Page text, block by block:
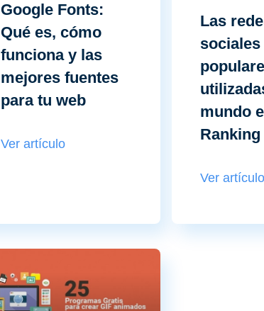
Google Fonts:
Qué es, cómo
funciona y las
mejores fuentes
para tu web
Ver artículo
Las
mundo
Ver artículo